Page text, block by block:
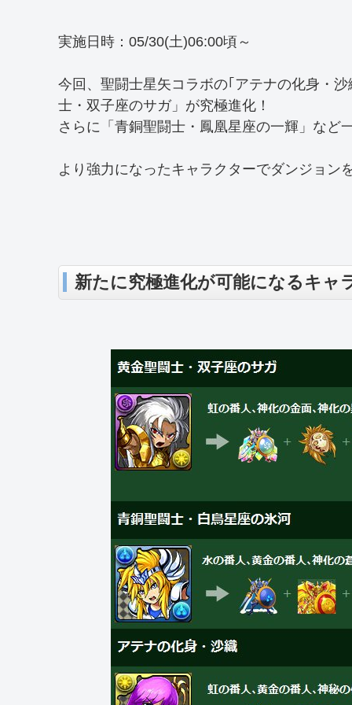
実施日時：05/30(土)06:00頃～
今回、聖闘士星矢コラボの｢アテナの化身・
士・双子座のサガ」が究極進化！
さらに「青銅聖闘士・鳳凰星座の一輝」など
より強力になったキャラクターでダンジョン
新たに究極進化が可能になるキャ